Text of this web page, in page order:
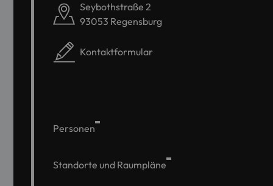
Seybothstraße 2
93053 Regensburg
Kontaktformular
Personen
Standorte und Raumpläne